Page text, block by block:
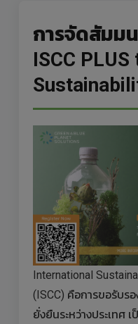
การจัดสัมม
ISCC
International
(ISCC) คือการขอรับร
ยั่งยืนระหว่างประเทศ